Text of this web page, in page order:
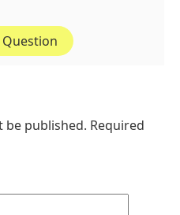
be published. Required